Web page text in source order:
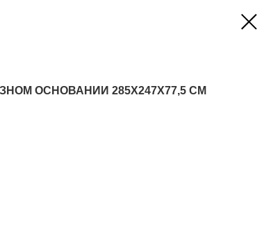
ОСНОВАНИИ 285X247X77,5 СМ